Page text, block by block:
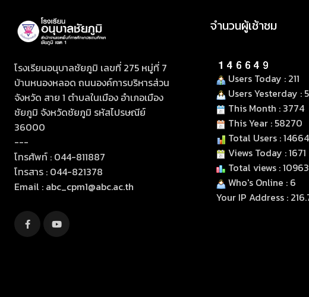
โรงเรียนอนุบาลชัยภูมิ เลขที่ 275 หมู่ที่ 7
บ้านหนองหลอด ถนนองค์การบริหารส่วน
จังหวัด สาย 1 ตำบลในเมือง อำเภอเมือง
ชัยภูมิ จังหวัดชัยภูมิ รหัสไปรษณีย์
36000
---
โทรศัพท์ : 044-811887
โทรสาร : 044-821378
Email : abc_cpm1@abc.ac.th
จำนวนผู้เช้าชม
Users Today : 211
Users Yesterday :
This Month : 3774
This Year : 58270
Total Users :
Views Today : 1671
Total views :
Who's Online : 6
Your IP Address :